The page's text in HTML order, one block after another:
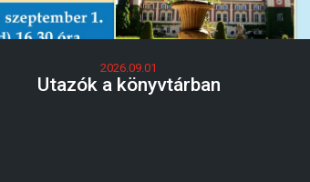
2026.09.01
Utazók a könyvtárban